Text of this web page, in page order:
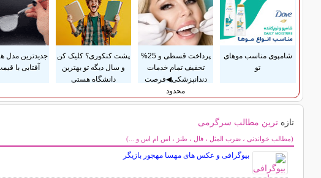
شامپوی مناسب موهای
تو
پرداخت قسطی و 25%
تخفیف تمام خدمات
دندانپزشکی◀فرصت
محدود
پشت کنکوری؟ کلیک کن
و سال دیگه تو بهترین
دانشگاه هستی
جدیدترین مدل
آفتابی با
تازه ترین مطالب سرگرمی
(مطالب خواندنی ، ضرب المثل ، فال ، طنز ، اس ام اس و ...)
سایر مطالب سرگرمی
بیوگرافی و عکس های مهسا مهجور بازیگر